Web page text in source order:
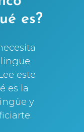
es?
este
es la
y